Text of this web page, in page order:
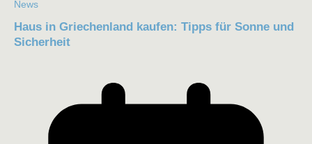
News
Haus in Griechenland kaufen: Tipps für Sonne und
Sicherheit